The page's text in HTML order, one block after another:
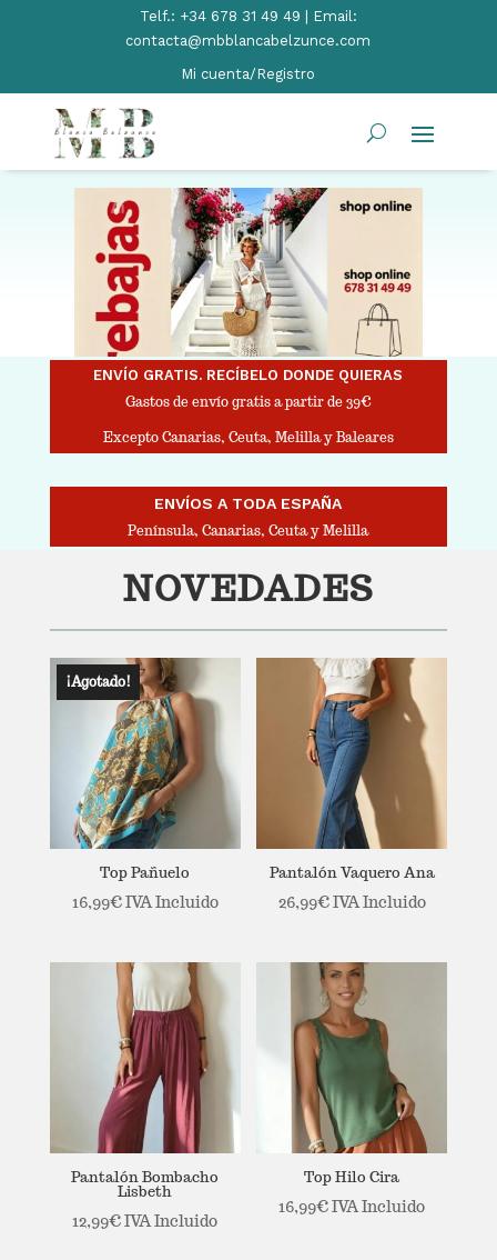
Telf.: +34 678 31 49 49 | Email:
contacta@mbblancabelzunce.com
Mi cuenta/Registro
ENVÍO GRATIS. RECÍBELO DONDE QUIERAS
Gastos de envío gratis a partir de 39€
Excepto Canarias, Ceuta, Melilla y Baleares
ENVÍOS A TODA ESPAÑA
Península, Canarias, Ceuta y Melilla
NOVEDADES
¡Agotado!
Top Pañuelo
16,99€IVA Incluido
Pantalón Vaquero Ana
26,99€IVA Incluido
Pantalón Bombacho
Lisbeth
12,99€IVA Incluido
Top Hilo Cira
16,99€IVA Incluido